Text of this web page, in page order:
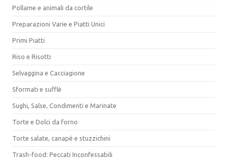
Pollame e animali da cortile
Preparazioni Varie e Piatti Unici
Primi Piatti
Riso e Risotti
Selvaggina e Cacciagione
Sformati e sufflè
Sughi, Salse, Condimenti e Marinate
Torte e Dolci da forno
Torte salate, canapé e stuzzichini
Trash-food: Peccati Inconfessabili